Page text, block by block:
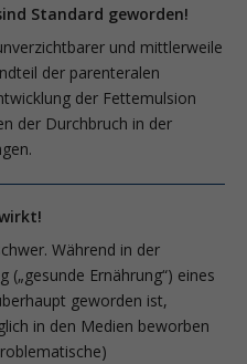
Standard geworden!
und mittlerweile
der parenteralen
der Fettemulsion
der Durchbruch in der
Während in der
(„gesunde Ernährung“) eines
geworden ist,
in den Medien beworben